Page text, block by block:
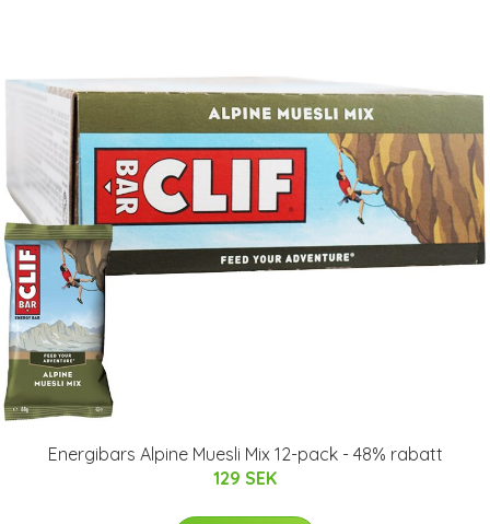
Energibars Alpine Muesli Mix 12-pack - 48% rabatt
129 SEK